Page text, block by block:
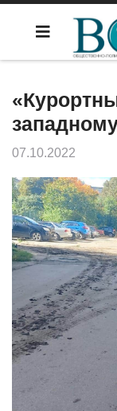
07.10.2022